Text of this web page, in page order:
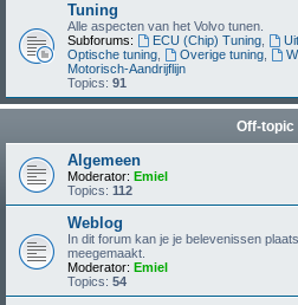
Tuning
Alle aspecten van het Volvo tunen.
Subforums:
ECU (Chip) Tuning,
Optische tuning
Overige tuning,
Motorisch-Aandrijflijn
Topics: 91
Off-topic
Algemeen
Moderator: Emiel
Topics: 112
Weblog
In dit forum kan je je belevenissen
meegemaakt.
Moderator: Emiel
Topics: 54